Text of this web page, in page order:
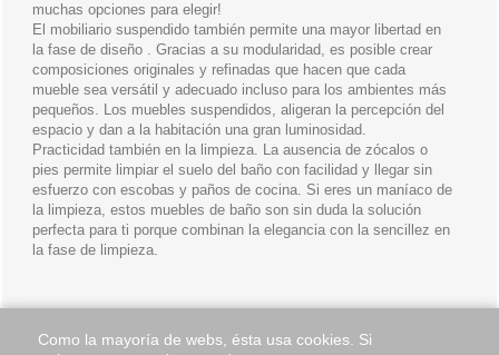
muchas opciones para elegir!
El mobiliario suspendido también permite una mayor libertad en
la fase de diseño . Gracias a su modularidad, es posible crear
composiciones originales y refinadas que hacen que cada
mueble sea versátil y adecuado incluso para los ambientes más
pequeños. Los muebles suspendidos, aligeran la percepción del
espacio y dan a la habitación una gran luminosidad.
Practicidad también en la limpieza. La ausencia de zócalos o
pies permite limpiar el suelo del baño con facilidad y llegar sin
esfuerzo con escobas y paños de cocina. Si eres un maníaco de
la limpieza, estos muebles de baño son sin duda la solución
perfecta para ti porque combinan la elegancia con la sencillez en
la fase de limpieza.
Como la mayoría de webs, ésta usa cookies. Si